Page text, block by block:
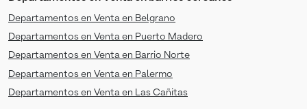
Departamentos en Venta en Belgrano
Departamentos en Venta en Puerto Madero
Departamentos en Venta en Barrio Norte
Departamentos en Venta en Palermo
Departamentos en Venta en Las Cañitas